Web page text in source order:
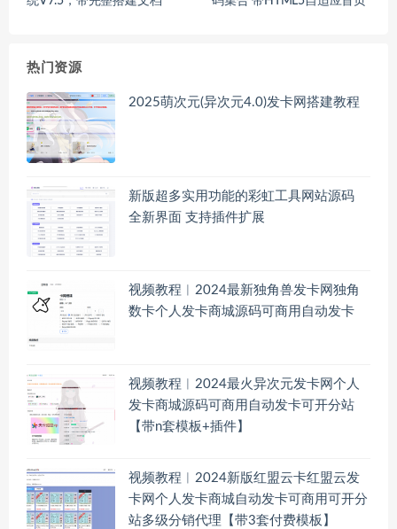
热门资源
2025萌次元(异次元4.0)发卡网搭建教程
新版超多实用功能的彩虹工具网站源码
全新界面 支持插件扩展
视频教程︱2024最新独角兽发卡网独角
数卡个人发卡商城源码可商用自动发卡
视频教程︱2024最火异次元发卡网个人
发卡商城源码可商用自动发卡可开分站
【带n套模板+插件】
视频教程︱2024新版红盟云卡红盟云发
卡网个人发卡商城自动发卡可商用可开分
站多级分销代理【带3套付费模板】